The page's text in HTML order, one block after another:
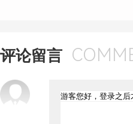
评论留言